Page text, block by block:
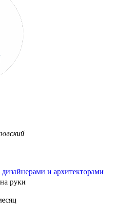
и архитекторами
на руки